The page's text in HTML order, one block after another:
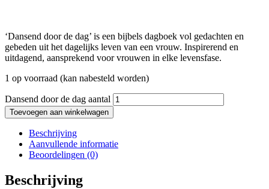
‘Dansend door de dag’ is een bijbels dagboek vol gedachten en
gebeden uit het dagelijks leven van een vrouw. Inspirerend en
uitdagend, aansprekend voor vrouwen in elke levensfase.
1 op voorraad (kan nabesteld worden)
Dansend door de dag aantal
Toevoegen aan winkelwagen
Beschrijving
Aanvullende informatie
Beoordelingen (0)
Beschrijving